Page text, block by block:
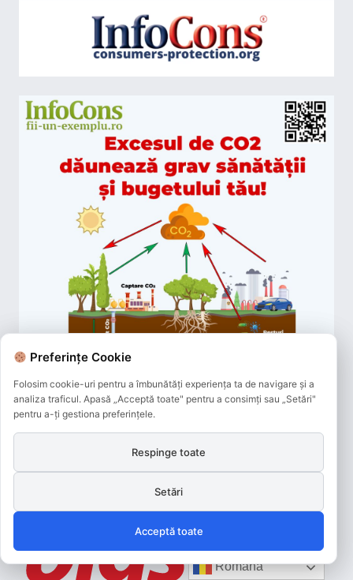
Română
Română
Preferințe Cookie
Folosim cookie-uri pentru a îmbunătăți experiența ta de navigare și a
analiza traficul. Apasă „Acceptă toate" pentru a consimți sau „Setări"
pentru a-ți gestiona preferințele.
Respinge toate
Setări
Acceptă toate
Preferințe Cookie
Folosim cookie-uri pentru a îmbunătăți experiența ta de navigare și a
analiza traficul. Apasă „Acceptă toate" pentru a consimți sau „Setări"
pentru a-ți gestiona preferințele.
Respinge toate
Setări
Acceptă toate